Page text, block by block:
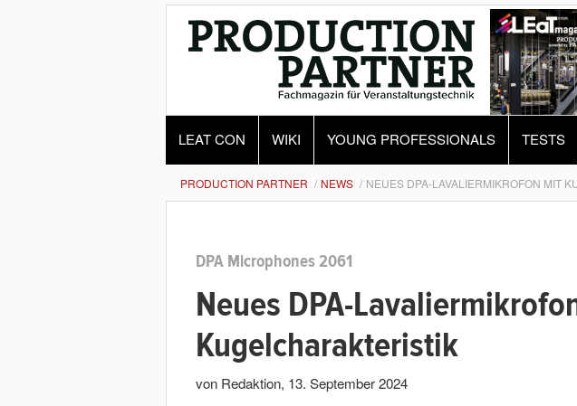
LEAT CON WIKI YOUNG PROFESSIONALS TESTS
PRODUCTION PARTNER NEWS NEUES DPA-LAVALIERMIKROFON MIT
DPA Microphones 2061
Neues DPA-
Kugelcharakteristik
von Redaktion, 13. September 2024